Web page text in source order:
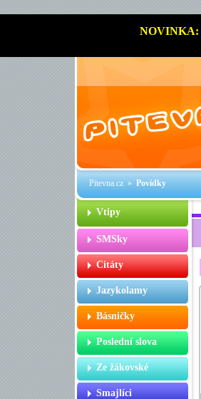
NOVINKA:
Pitevna.cz»Povídky
Vtipy
SMSky
Citáty
Jazykolamy
Básničky
Poslední slova
Ze žákovské
Smajlíci